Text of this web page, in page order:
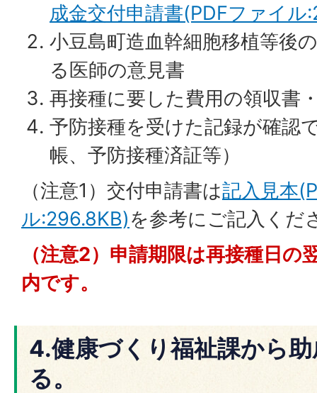
成金交付申請書(PDFファイル
小豆島町造血幹細胞移植等後
る医師の意見書
再接種に要した費用の領収書
予防接種を受けた記録が確認
帳、予防接種済証等）
（注意1）交付申請書は記入見本
ル:296.8KB)を参考にご記入くだ
（注意2）申請期限は再接種日の
内です。
4.健康づくり福祉課から
る。